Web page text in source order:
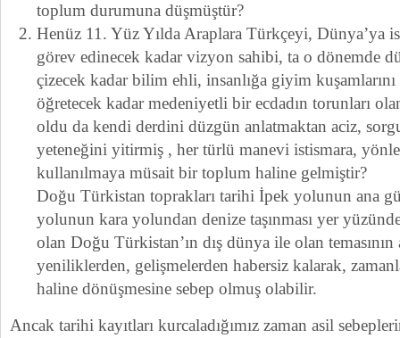
toplum durumuna düşmüştür?
Henüz 11. Yüz Yılda Araplara Türkçeyi, Dünya’ya
görev edinecek kadar vizyon sahibi, ta o dönemde
çizecek kadar bilim ehli, insanlığa giyim
öğretecek kadar medeniyetli bir ecdadın torunları
oldu da kendi derdini düzgün anlatmaktan aciz,
yeteneğini yitirmiş , her türlü manevi istismara,
kullanılmaya müsait bir toplum haline gelmiştir?
Doğu Türkistan toprakları tarihi İpek yolunun ana
yolunun kara yolundan denize taşınması yer
olan Doğu Türkistan’ın dış dünya ile olan temasının
yeniliklerden, gelişmelerden habersiz kalarak,
haline dönüşmesine sebep olmuş olabilir.
Ancak tarihi kayıtları kurcaladığımız zaman asil